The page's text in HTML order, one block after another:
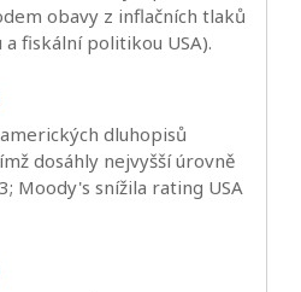
obavy z inflačních tlaků
a fiskální politikou USA).
dluhopisů
dosáhly nejvyšší úrovně
Moody's snížila rating USA